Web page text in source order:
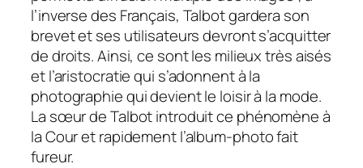
l’inverse des Français, Talbot gardera son
brevet et ses utilisateurs devront s’acquitter
de droits. Ainsi, ce sont les milieux très aisés
et l’aristocratie qui s’adonnent à la
photographie qui devient le loisir à la mode.
La sœur de Talbot introduit ce phénomène à
la Cour et rapidement l’album-photo fait
fureur.